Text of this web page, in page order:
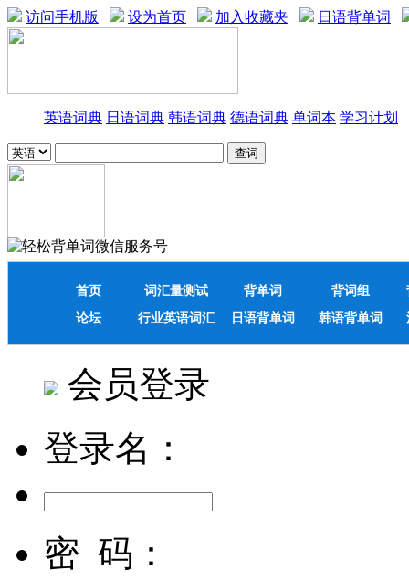
访问手机版 设为首页 加入收藏夹 日语背单词
英语词典 日语词典 韩语词典 德语词典 单词本 学习计划
首页 词汇量测试 背单词 背词组
论坛
行业英语词汇 日语背单词 韩语背单词
会员登录
登录名：
密 码：